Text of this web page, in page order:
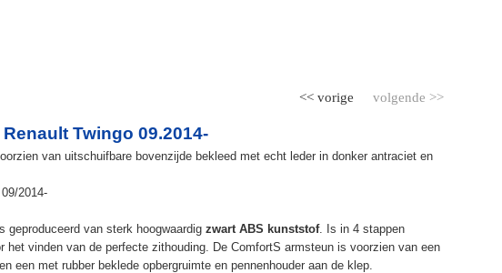
volgende >>
<< vorige
Twingo 09.2014-
van uitschuifbare bovenzijde bekleed met echt leder in donker antraciet en
2014-
geproduceerd van sterk hoogwaardig zwart ABS kunststof. Is in 4 stappen
het vinden van de perfecte zithouding. De ComfortS armsteun is voorzien van een
een met rubber beklede opbergruimte en pennenhouder aan de klep.